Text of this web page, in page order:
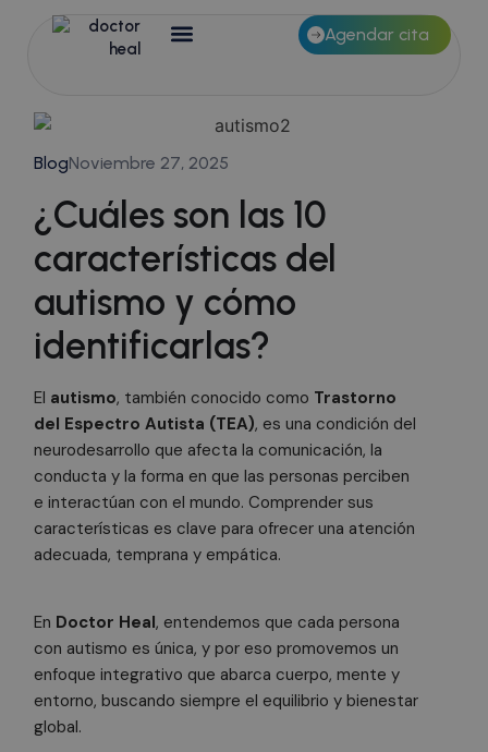
Agendar cita
BlogNoviembre 27, 2025
¿Cuáles son las 10
características del
autismo y cómo
identificarlas?
El autismo, también conocido como Trastorno
del Espectro Autista (TEA), es una condición del
neurodesarrollo que afecta la comunicación, la
conducta y la forma en que las personas perciben
e interactúan con el mundo. Comprender sus
características es clave para ofrecer una atención
adecuada, temprana y empática.
En Doctor Heal, entendemos que cada persona
con autismo es única, y por eso promovemos un
enfoque integrativo que abarca cuerpo, mente y
entorno, buscando siempre el equilibrio y bienestar
global.